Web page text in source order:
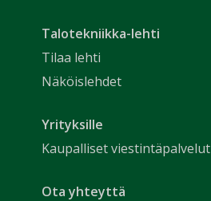
Talotekniikka-lehti
Tilaa lehti
Näköislehdet
Yrityksille
Kaupalliset viestintäpalvelut
Ota yhteyttä